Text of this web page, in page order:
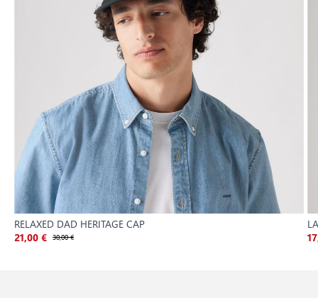
RELAXED DAD HERITAGE CAP
21,00 € 30,00 €